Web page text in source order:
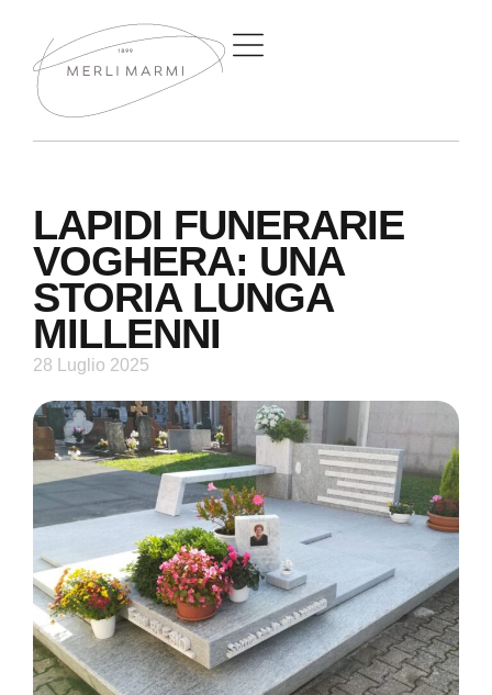
LAPIDI FUNERARIE
VOGHERA: UNA
STORIA LUNGA
MILLENNI
28 Luglio 2025